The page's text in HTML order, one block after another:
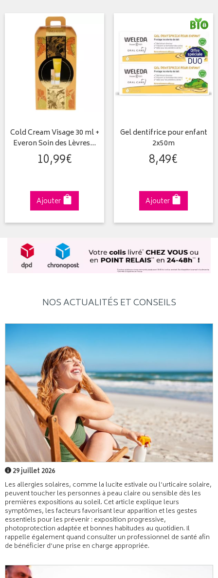
Cold Cream Visage 30 ml +
Everon Soin des Lèvres…
10,99€
Ajouter
Gel dentifrice pour enfant
2x50m
8,49€
Ajouter
NOS ACTUALITÉS ET CONSEILS
29 juillet 2026
Les allergies solaires, comme la lucite estivale ou l’urticaire solaire,
peuvent toucher les personnes à peau claire ou sensible dès les
premières expositions au soleil. Cet article explique leurs
symptômes, les facteurs favorisant leur apparition et les gestes
essentiels pour les prévenir : exposition progressive,
photoprotection adaptée et bonnes habitudes au quotidien. Il
rappelle également quand consulter un professionnel de santé afin
de bénéficier d’une prise en charge appropriée.